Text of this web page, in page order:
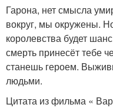
Гарона, нет смысла
вокруг, мы окружены.
королевства будет
смерть принесёт тебе
станешь героем.
людьми.
Цитата из фильма «